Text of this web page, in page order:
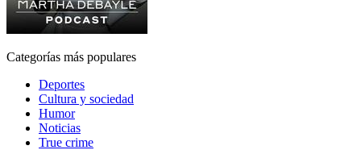
Categorías más populares
Deportes
Cultura y sociedad
Humor
Noticias
True crime